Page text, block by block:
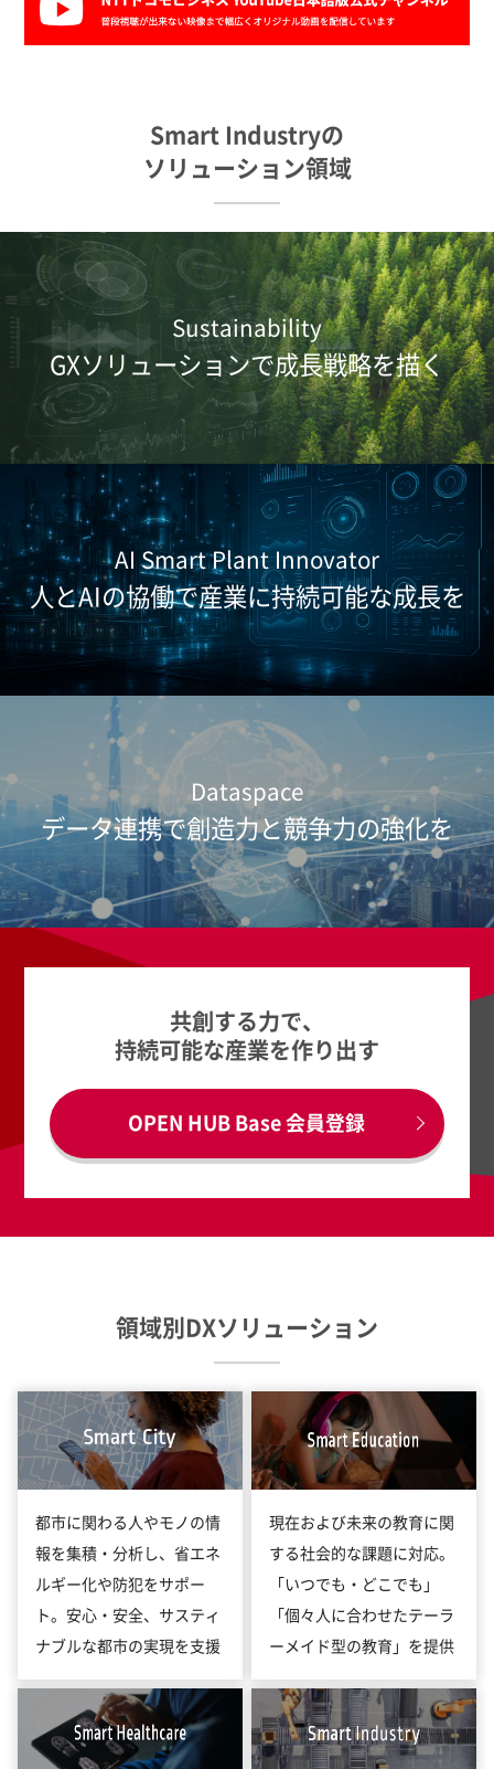
Smart Industryの
ソリューション領域
Sustainability
GXソリューションで成長戦略を描く
AI Smart Plant Innovator
人とAIの協働で産業に持続可能な成長を
Dataspace
データ連携で創造力と競争力の強化を
共創する力で、
持続可能な産業を作り出す
OPEN HUB Base 会員登録
領域別DXソリューション
都市に関わる人やモノの情
報を集積・分析し、省エネ
ルギー化や防犯をサポー
ト。安心・安全、サスティ
ナブルな都市の実現を支援
現在および未来の教育に関
する社会的な課題に対応。
「いつでも・どこでも」
「個々人に合わせたテーラ
ーメイド型の教育」を提供